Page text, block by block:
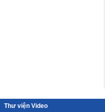
Thư viện Video